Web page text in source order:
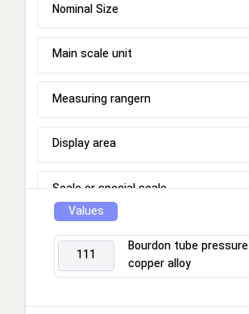
Nominal Size
Main scale unit
Measuring rangern
Display area
Scale or special scale
Process connection
Connection location
Values
111
Bourdon tube
copper alloy